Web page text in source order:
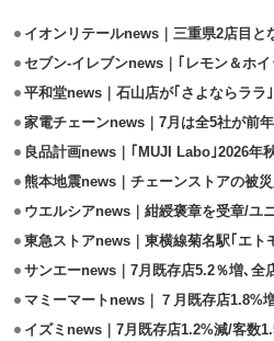
ウエルシアnews｜紺綬褒章を受章/ユ
サンエーnews｜7月既存店5.2％増､全